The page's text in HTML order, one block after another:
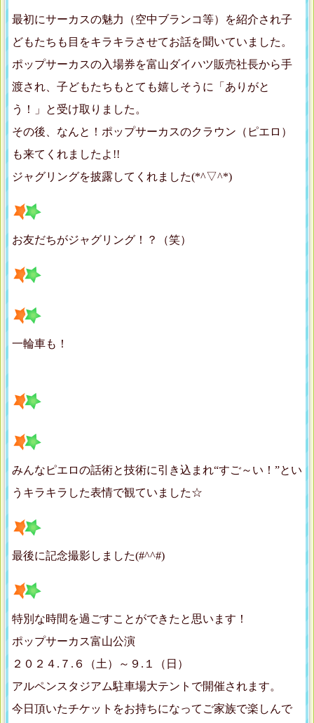
最初にサーカスの魅力（空中ブランコ等）を紹介され子
どもたちも目をキラキラさせてお話を聞いていました。
ポップサーカスの入場券を富山ダイハツ販売社長から手
渡され、子どもたちもとても嬉しそうに「ありがと
う！」と受け取りました。
その後、なんと！ポップサーカスのクラウン（ピエロ）
も来てくれましたよ!!
ジャグリングを披露してくれました(*^▽^*)
お友だちがジャグリング！？（笑）
一輪車も！
みんなピエロの話術と技術に引き込まれ“すご～い！”とい
うキラキラした表情で観ていました☆
最後に記念撮影しました(#^^#)
特別な時間を過ごすことができたと思います！
ポップサーカス富山公演
２０２４.７.６（土）～９.１（日）
アルペンスタジアム駐車場大テントで開催されます。
今日頂いたチケットをお持ちになってご家族で楽しんで